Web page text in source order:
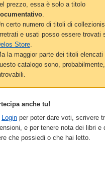
prezzo, essa è solo a titolo
certo numero di titoli di
e usati posso essere trovati
Store
la maggior parte dei titoli elencati
catalogo sono,
anche tu!
Login per poter dare voti, scrivere
e per tenere nota dei libri e
che possiedi o che hai letto.